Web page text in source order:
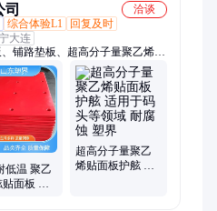
洽谈
综合体验L1
回复及时
大连
铺路垫板、超高分子量聚乙烯
聚乙烯板、防水防腐衬片、pe锚
低温 聚乙
面板 适
超高分子量聚乙
烯贴面板护舷 适